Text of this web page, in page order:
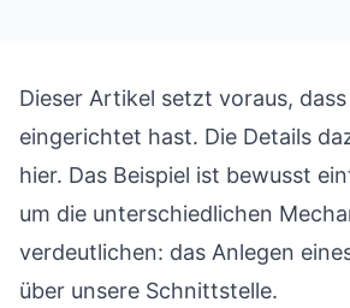
Dieser Artikel setzt voraus,
eingerichtet hast. Die Details
hier. Das Beispiel ist bewusst
um die unterschiedlichen
verdeutlichen: das Anlegen
über unsere Schnittstelle.